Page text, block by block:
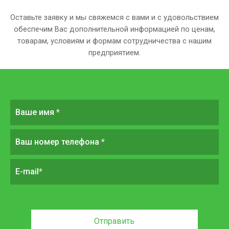
Оставьте заявку и мы свяжемся с вами и с удовольствием
обеспечим Вас дополнительной информацией по ценам,
товарам, условиям и формам сотрудничества с нашим
предприятием.
Ваше имя *
Ваш номер телефона *
E-mail*
Отправить